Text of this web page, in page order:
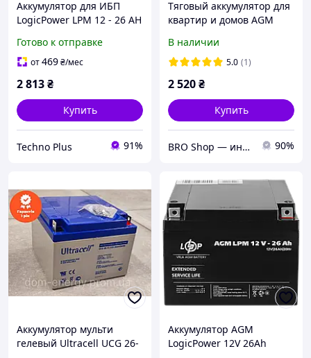
Аккумулятор для ИБП
LogicPower LPM 12 - 26 AH
Готово к отправке
от469₴/мес
2 813₴
Купить
Techno Plus 91%
Тяговый аккумулятор для
квартир и домов AGM
12V 26.0Ah (166 х 178 х125
) Q1
В наличии
5.0 (1)
2 520₴
Купить
BRO Shop — интернет-магазин товаров для дома, резервного питания и безопасности 90%
Аккумулятор мульти
гелевый Ultracell UCG 26-
Аккумулятор AGM
LogicPower 12V 26Ah